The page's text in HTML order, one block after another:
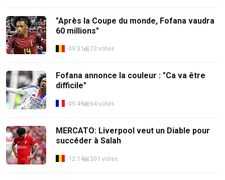
"Après la Coupe du monde, Fofana vaudra
60 millions"
09:31 73 votes
Fofana annonce la couleur : "Ca va être
difficile"
09:49 64 votes
MERCATO: Liverpool veut un Diable pour
succéder à Salah
12:14 201 votes